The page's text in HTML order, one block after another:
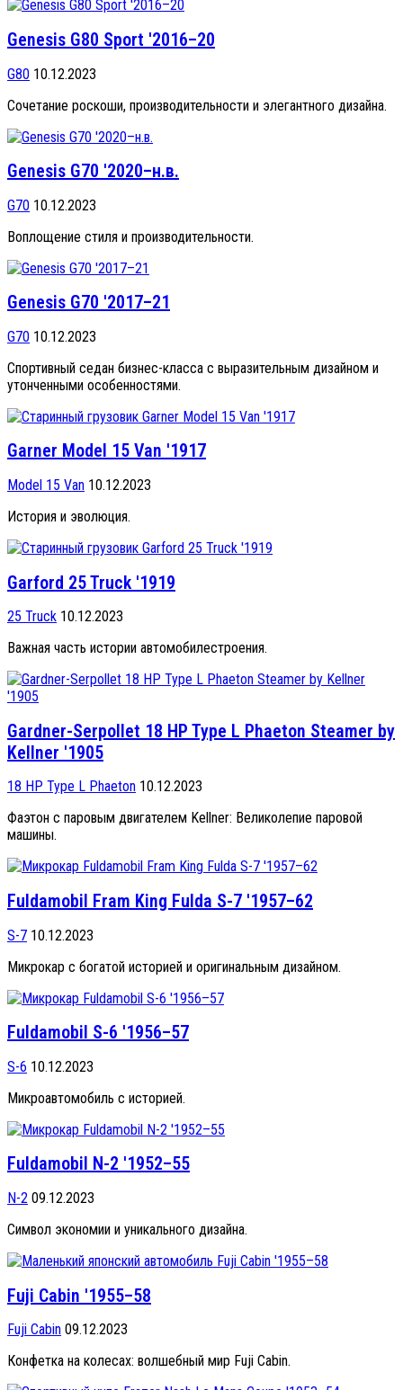
Genesis G80 Sport '2016–20
G80 10.12.2023
Сочетание роскоши, производительности и элегантного дизайна.
Genesis G70 '2020–н.в.
G70 10.12.2023
Воплощение стиля и производительности.
Genesis G70 '2017–21
G70 10.12.2023
Спортивный седан бизнес-класса с выразительным дизайном и
утонченными особенностями.
Garner Model 15 Van '1917
Model 15 Van 10.12.2023
История и эволюция.
Garford 25 Truck '1919
25 Truck 10.12.2023
Важная часть истории автомобилестроения.
Gardner-Serpollet 18 HP Type L Phaeton Steamer by
Kellner '1905
18 HP Type L Phaeton 10.12.2023
Фаэтон с паровым двигателем Kellner: Великолепие паровой
машины.
Fuldamobil Fram King Fulda S-7 '1957–62
S-7 10.12.2023
Микрокар с богатой историей и оригинальным дизайном.
Fuldamobil S-6 '1956–57
S-6 10.12.2023
Микроавтомобиль с историей.
Fuldamobil N-2 '1952–55
N-2 09.12.2023
Символ экономии и уникального дизайна.
Fuji Cabin '1955–58
Fuji Cabin 09.12.2023
Конфетка на колесах: волшебный мир Fuji Cabin.